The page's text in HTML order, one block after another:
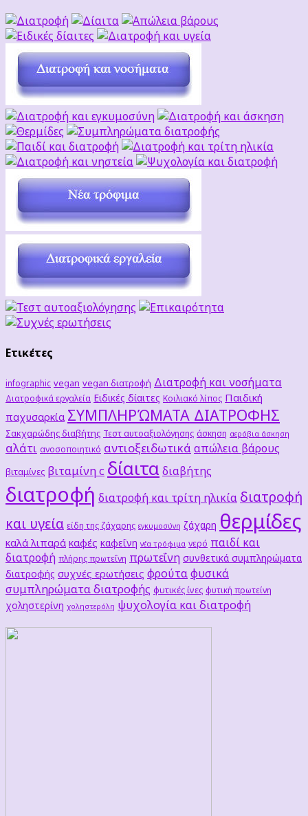
Ετικέτες
infographic vegan vegan διατροφή Διατροφή και νοσήματα
Διατροφικά εργαλεία Ειδικές δίαιτες Κοιλιακό λίπος Παιδική
παχυσαρκία ΣΥΜΠΛΗΡΏΜΑΤΑ ΔΙΑΤΡΟΦΗΣ
Σακχαρώδης διαβήτης Τεστ αυτοαξιολόγησης άσκηση αερόβια άσκηση
αλάτι ανοσοποιητικό αντιοξειδωτικά απώλεια βάρους
βιταμίνες βιταμίνη c δίαιτα διαβήτης
διατροφή διατροφή και τρίτη ηλικία διατροφή
και υγεία είδη της ζάχαρης εγκυμοσύνη ζάχαρη θερμίδες
καλά λιπαρά καφές καφεΐνη νέα τρόφιμα νερό παιδί και
διατροφή πλήρης πρωτεΐνη πρωτεΐνη συνθετικά συμπληρώματα
διατροφής συχνές ερωτήσεις φρούταφυσικά
συμπληρώματα διατροφής φυτικές ίνες φυτική πρωτείνη
χοληστερίνη χοληστερόλη ψυχολογία και διατροφή